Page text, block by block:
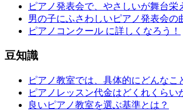
ピアノ発表会で、やさしいが舞台栄
男の子にふさわしいピアノ発表会の
ピアノコンクール に詳しくなろう！
豆知識
ピアノ教室では、具体的にどんなこ
ピアノレッスン代金はどくれくらい
良いピアノ教室を選ぶ基準とは？